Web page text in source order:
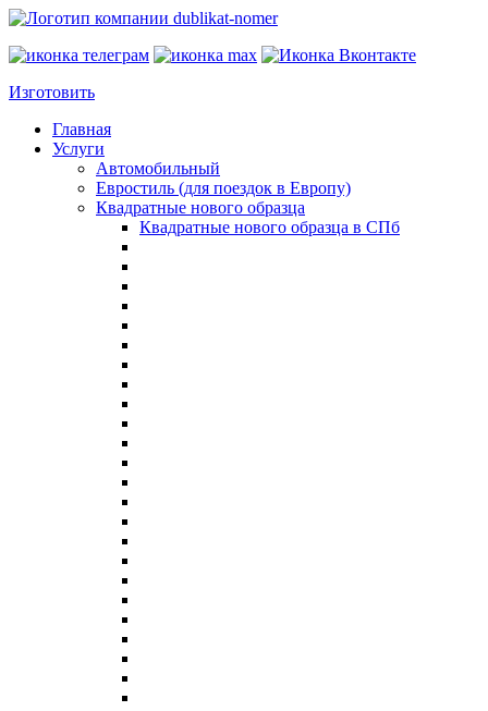
Изготовить
Главная
Услуги
Автомобильный
Евростиль (для поездок в Европу)
Квадратные нового образца
Квадратные нового образца в СПб